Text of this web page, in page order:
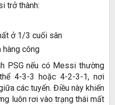
trở thành:
ở 1/3 cuối sân
hàng công
PSG nếu có Messi thường
4-3-3 hoặc 4-2-3-1, nơi
các tuyến. Điều này khiến
luôn rơi vào trạng thái mất